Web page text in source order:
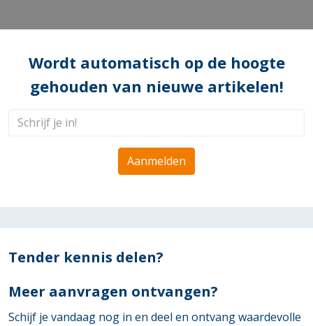
Wordt automatisch op de hoogte
gehouden van nieuwe artikelen!
Aanmelden
Tender kennis delen?
Meer aanvragen ontvangen?
Schijf je vandaag nog in en deel en ontvang waardevolle